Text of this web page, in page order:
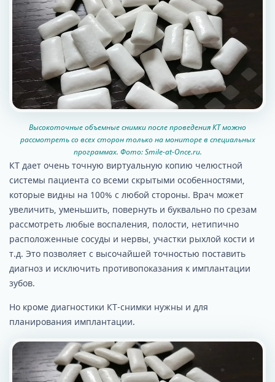
Высокоточные объемные снимки после проведения КТ можно
рассмотреть со всех сторон только на мониторе в специальных
программах. Фото: Smile-at-Once.ru.
КТ дает очень точную виртуальную копию челюстной
системы пациента со всеми скрытыми особенностями,
которые видны на 100% с любой стороны. Врач может
увеличить, уменьшить, повернуть и буквально по срезам
рассмотреть любые воспаления, полости, нетипично
расположенные сосуды и нервы, участки рыхлой кости и
т.д. Это позволяет с высочайшей точностью поставить
диагноз и исключить противопоказания к имплантации
зубов.
Но кроме диагностики КТ-снимки нужны и для
планирования имплантации.